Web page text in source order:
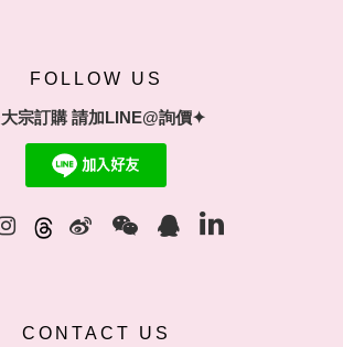
FOLLOW US
宗訂購 請加LINE@詢價✦
CONTACT US